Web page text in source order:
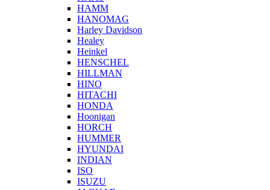
HAMM
HANOMAG
Harley Davidson
Healey
Heinkel
HENSCHEL
HILLMAN
HINO
HITACHI
HONDA
Hoonigan
HORCH
HUMMER
HYUNDAI
INDIAN
ISO
ISUZU